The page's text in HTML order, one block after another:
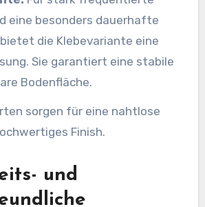
eine besonders dauerhafte
die Klebevariante eine
Sie garantiert eine stabile
Bodenfläche.
sorgen für eine nahtlose
Finish.
und